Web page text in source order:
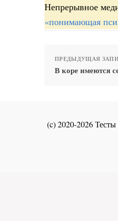
Непрерывное
«понимающая
ПРЕДЫДУЩАЯ
В коре имеются
(c) 2020-2026